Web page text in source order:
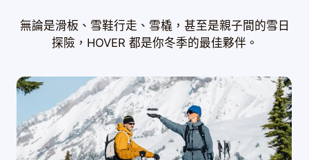
無論是滑板、雪鞋行走、雪橇，甚至是親子間的雪日
探險，HOVER 都是你冬季的最佳夥伴。